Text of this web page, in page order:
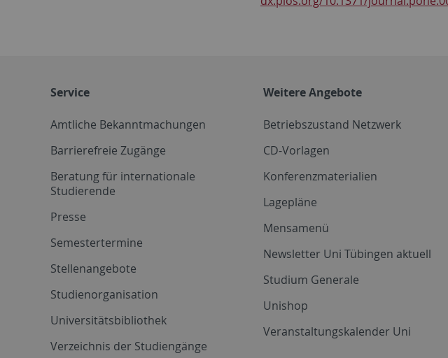
Service
Amtliche Bekanntmachungen
Barrierefreie Zugänge
Beratung für internationale
Studierende
Presse
Semestertermine
Stellenangebote
Studienorganisation
Universitätsbibliothek
Verzeichnis der Studiengänge
Weitere Angebote
Betriebszustand Netzwerk
CD-Vorlagen
Konferenzmaterialien
Lagepläne
Mensamenü
Newsletter Uni Tübingen aktuell
Studium Generale
Unishop
Veranstaltungskalender Uni